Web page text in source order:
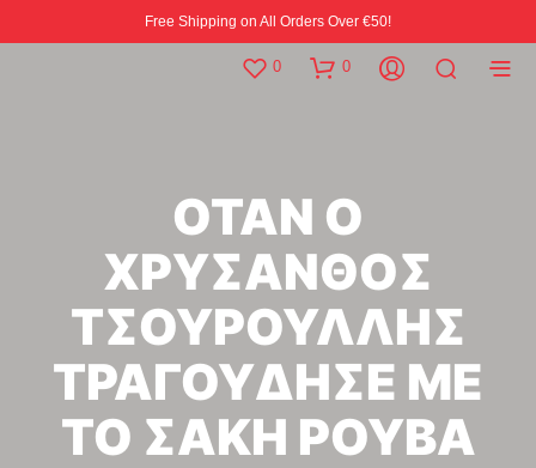
Free Shipping on All Orders Over €50!
0 0
ΟΤΑΝ Ο
ΧΡΥΣΑΝΘΟΣ
ΤΣΟΥΡΟΥΛΛΗΣ
ΤΡΑΓΟΥΔΗΣΕ ΜΕ
ΤΟ ΣΑΚΗ ΡΟΥΒΑ